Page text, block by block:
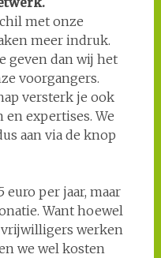
met onze
meer indruk.
geven dan wij het
voorgangers.
versterk je ook
expertises. We
aan via de knop
euro per jaar, maar
Want hoewel
werken
we wel kosten